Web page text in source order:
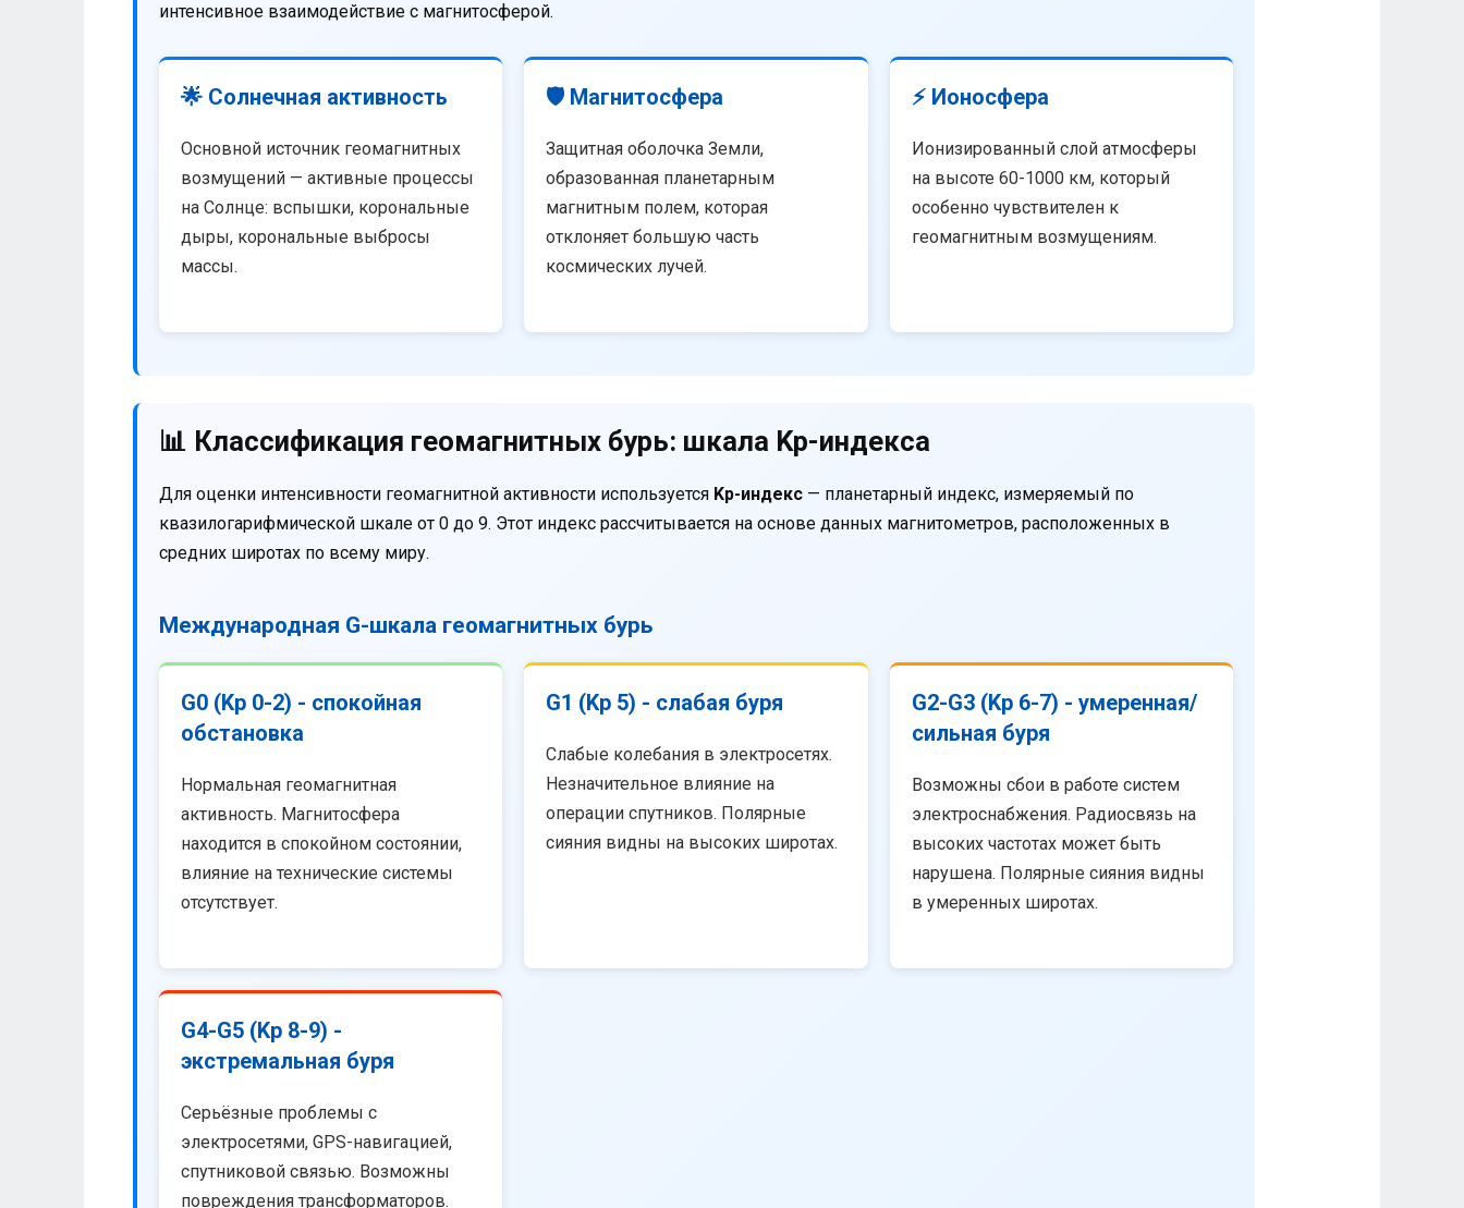
интенсивное взаимодействие с магнитосферой.
🌟 Солнечная активность
Основной источник геомагнитных
возмущений — активные процессы
на Солнце: вспышки, корональные
дыры, корональные выбросы
массы.
🛡️ Магнитосфера
Защитная оболочка Земли,
образованная планетарным
магнитным полем, которая
отклоняет большую часть
космических лучей.
⚡ Ионосфера
Ионизированный слой атмосферы
на высоте 60-1000 км, который
особенно чувствителен к
геомагнитным возмущениям.
📊 Классификация геомагнитных бурь: шкала Kp-индекса
Для оценки интенсивности геомагнитной активности используется Kp-индекс — планетарный индекс, измеряемый по
квазилогарифмической шкале от 0 до 9. Этот индекс рассчитывается на основе данных магнитометров, расположенных в
средних широтах по всему миру.
Международная G-шкала геомагнитных бурь
G0 (Kp 0-2) - спокойная
обстановка
Нормальная геомагнитная
активность. Магнитосфера
находится в спокойном состоянии,
влияние на технические системы
отсутствует.
G1 (Kp 5) - слабая буря
Слабые колебания в электросетях.
Незначительное влияние на
операции спутников. Полярные
сияния видны на высоких широтах.
G2-G3 (Kp 6-7) - умеренная/
сильная буря
Возможны сбои в работе систем
электроснабжения. Радиосвязь на
высоких частотах может быть
нарушена. Полярные сияния видны
в умеренных широтах.
G4-G5 (Kp 8-9) -
экстремальная буря
Серьёзные проблемы с
электросетями, GPS-навигацией,
спутниковой связью. Возможны
повреждения трансформаторов.